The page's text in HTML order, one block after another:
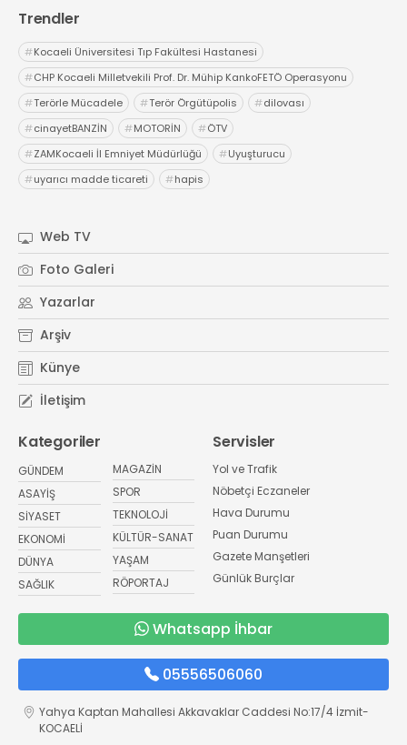
Trendler
#Kocaeli Üniversitesi Tıp Fakültesi Hastanesi
#CHP Kocaeli Milletvekili Prof. Dr. Mühip KankoFETÖ Operasyonu
#Terörle Mücadele #Terör Örgütüpolis #dilovası
#cinayetBANZİN #MOTORİN #ÖTV
#ZAMKocaeli İl Emniyet Müdürlüğü #Uyuşturucu
#uyarıcı madde ticareti #hapis
Web TV
Foto Galeri
Yazarlar
Arşiv
Künye
İletişim
Kategoriler
GÜNDEM
ASAYİŞ
SİYASET
EKONOMİ
DÜNYA
SAĞLIK
MAGAZİN
SPOR
TEKNOLOJİ
KÜLTÜR-SANAT
YAŞAM
RÖPORTAJ
Servisler
Yol ve Trafik
Nöbetçi Eczaneler
Hava Durumu
Puan Durumu
Gazete Manşetleri
Günlük Burçlar
Whatsapp İhbar
05556506060
Yahya Kaptan Mahallesi Akkavaklar Caddesi No:17/4 İzmit-
KOCAELİ